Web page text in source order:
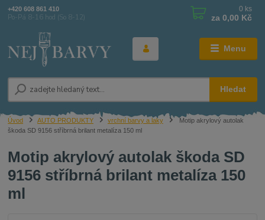
Menu
Hledat
+420 608 861 410
Po-Pá 8-16 hod (So 8-12)
0 ks
za 0,00 Kč
Úvod AUTO PRODUKTY vrchní barvy a laky
Motip akrylový autolak
škoda SD 9156 stříbrná brilant metalíza 150 ml
Motip akrylový autolak škoda SD
9156 stříbrná brilant metalíza 150
ml